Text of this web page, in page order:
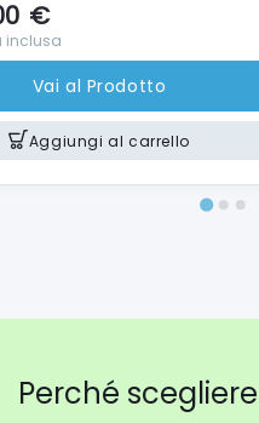
€
inclusa
Vai al Prodotto
Aggiungi al carrello
Perché